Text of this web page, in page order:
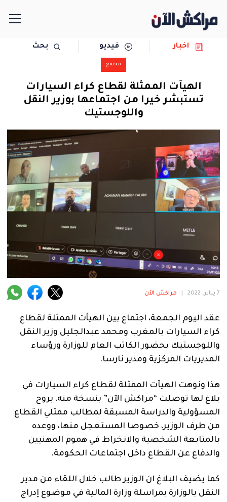
سياسة
رياضة
حوادث
دولية
المرأة
منوعة
آراء
اخبار فيديو بحث
مجتمع
الهيآت الممثلة لقطاع كراء السيارات
تستبشر خيرا من اجتماعها بوزير النقل
واللوجستيك
7 يناير، 2022 مراكش الآن
عقد اليوم الجمعة، اجتماع بين الهيأت الممثلة لقطاع
كراء السيارات بالمغرب ومحمد عبدالجليل وزير النقل
واللوجستيك بحضور الكاتب العام للوزارة ورؤساء
المديريات المركزية ومدير نارسا.
هذا ونوهت الهيآت الممثلة لقطاع كراء السيارات في
بلاغ لها توصلت “مراكش الآن” بنسخة منه، بروح
المسؤولية والدراسة المسبقة لمطالب ممثلي القطاع
من طرف الوزير، خصوصا المستعجل منها، ووعده
بالمتابعة الشخصية والانخراط في هموم المهنيين
والدفاع عن القطاع داخل اجتماعات الحكومة.
كما يضيف البلاغ ان الوزير طالب خلال اللقاء من مدير
النقل بالوزارة بمراسلة وزارة المالية في موضوع إدراج